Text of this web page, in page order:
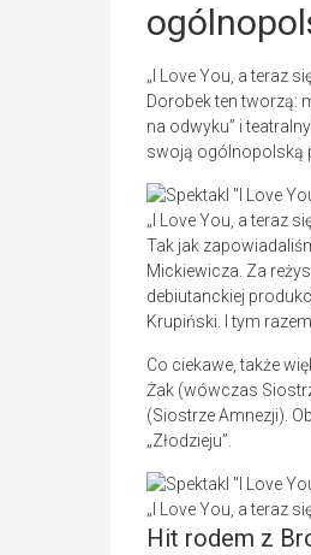
„I Love You, a teraz
Dorobek ten tworzą:
na odwyku” i
swoją ogólnopolską
„I Love You, a teraz
Tak jak
Mickiewicza. Za
debiutanckiej
Krupiński. I tym
Co ciekawe, także
Żak (wówczas
(Siostrze Amnezji).
„Złodzieju”.
„I Love You, a teraz
Hit rodem z